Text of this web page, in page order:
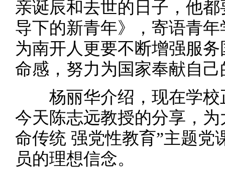
亲诞辰和去世的日子，他
导下的新青年》，寄语青
为南开人更要不断增强服
命感，努力为国家奉献自
杨丽华介绍，现在学校
今天陈志远教授的分享，
命传统 强党性教育”主题党
员的理想信念。